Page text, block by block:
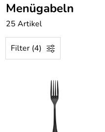
Menügabeln
25 Artikel
Filter (4)